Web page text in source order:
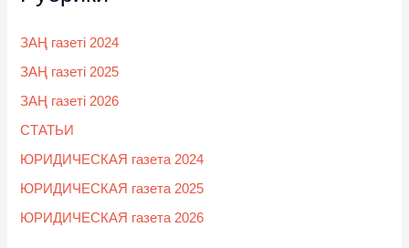
ЗАҢ газеті 2024
ЗАҢ газеті 2025
ЗАҢ газеті 2026
СТАТЬИ
ЮРИДИЧЕСКАЯ газета 2024
ЮРИДИЧЕСКАЯ газета 2025
ЮРИДИЧЕСКАЯ газета 2026